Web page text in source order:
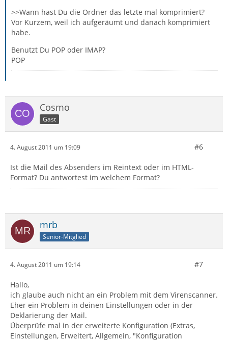
>>Wann hast Du die Ordner das letzte mal komprimiert?
Vor Kurzem, weil ich aufgeräumt und danach komprimiert
habe.
Benutzt Du POP oder IMAP?
POP
Cosmo
Gast
4. August 2011 um 19:09 #6
Ist die Mail des Absenders im Reintext oder im HTML-
Format? Du antwortest im welchem Format?
mrb
Senior-Mitglied
4. August 2011 um 19:14 #7
Hallo,
ich glaube auch nicht an ein Problem mit dem Virenscanner.
Eher ein Problem in deinen Einstellungen oder in der
Deklarierung der Mail.
Überprüfe mal in der erweiterte Konfiguration (Extras,
Einstellungen, Erweitert, Allgemein, "Konfiguration